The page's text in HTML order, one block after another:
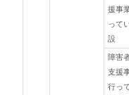
援事
って
設
障害
支援
行っ